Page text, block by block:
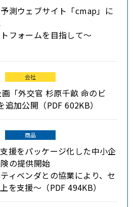
測ウェブサイト「cmap」に
フォームを目指して～
会社
「外交官 杉原千畝 命のビ
加公開（PDF 602KB）
商品
援をパッケージ化した中小企
の提供開始
ィベンダとの協業により、セ
を支援～（PDF 494KB）